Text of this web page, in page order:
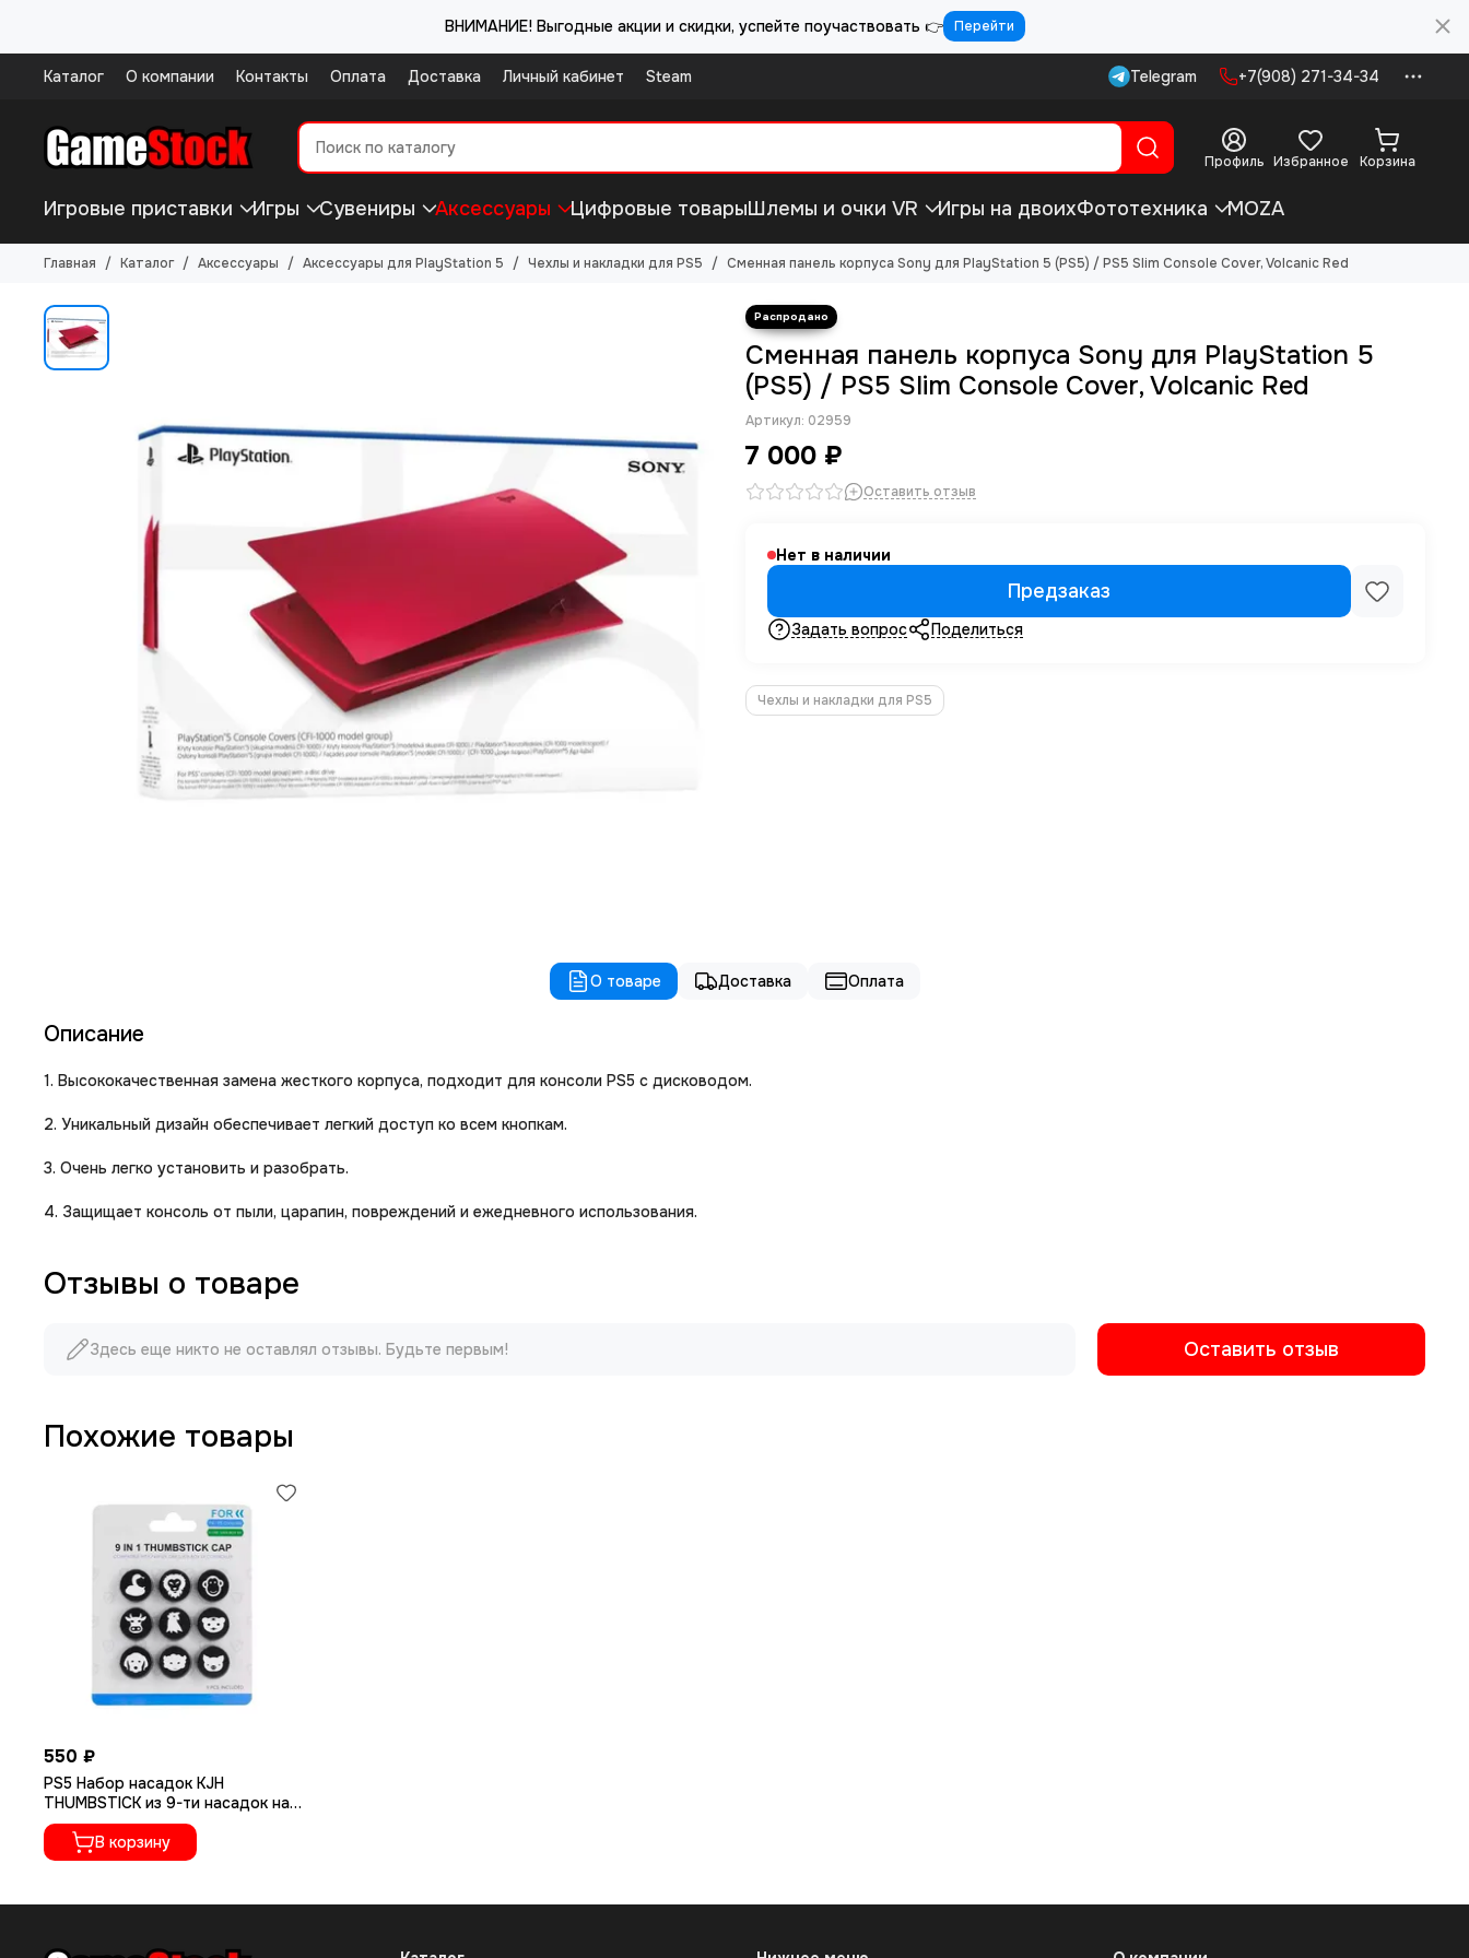
ВНИМАНИЕ! Выгодные акции и скидки, успейте поучаствовать 👉 Перейти
Каталог О компании Контакты Оплата Доставка Личный кабинет Steam Telegram +7(908) 271-34-34
Профиль Избранное Корзина
Игровые приставки Игры Сувениры Аксессуары Цифровые товарыШлемы и очки VR Игры на двоихФототехника MOZA
Главная Каталог Аксессуары Аксессуары для PlayStation 5 Чехлы и накладки для PS5 Сменная панель корпуса Sony для PlayStation 5 (PS5) / PS5 Slim Console Cover, Volcanic Red
Сменная панель корпуса Sony для PlayStation 5
(PS5) / PS5 Slim Console Cover, Volcanic Red
Артикул: 02959
7 000 ₽
Оставить отзыв
Нет в наличии
Предзаказ
Задать вопрос Поделиться
Чехлы и накладки для PS5
О товаре Доставка Оплата
Описание
1. Высококачественная замена жесткого корпуса, подходит для консоли PS5 с дисководом.
2. Уникальный дизайн обеспечивает легкий доступ ко всем кнопкам.
3. Очень легко установить и разобрать.
4. Защищает консоль от пыли, царапин, повреждений и ежедневного использования.
Отзывы о товаре
Здесь еще никто не оставлял отзывы. Будьте первым! Оставить отзыв
Похожие товары
550 ₽
PS5 Набор насадок KJH
THUMBSTICK из 9-ти насадок на
стики (KJH P5-011)
В корзину